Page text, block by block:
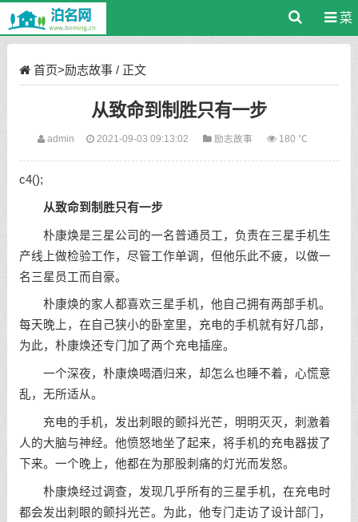
菜
首页>励志故事/ 正文
从致命到制胜只有一步
admin 2021-09-03 09:13:02 励志故事 180 ℃
c4();
从致命到制胜只有一步
朴康焕是三星公司的一名普通员工，负责在三星手机生
产线上做检验工作，尽管工作单调，但他乐此不疲，以做一
名三星员工而自豪。
朴康焕的家人都喜欢三星手机，他自己拥有两部手机。
每天晚上，在自己狭小的卧室里，充电的手机就有好几部，
为此，朴康焕还专门加了两个充电插座。
一个深夜，朴康焕喝酒归来，却怎么也睡不着，心慌意
乱，无所适从。
充电的手机，发出刺眼的颤抖光芒，明明灭灭，刺激着
人的大脑与神经。他愤怒地坐了起来，将手机的充电器拔了
下来。一个晚上，他都在为那股刺痛的灯光而发怒。
朴康焕经过调查，发现几乎所有的三星手机，在充电时
都会发出刺眼的颤抖光芒。为此，他专门走访了设计部门，